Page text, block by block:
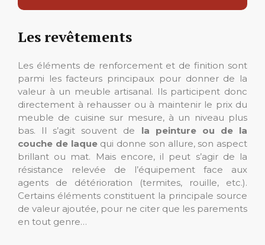
Les revêtements
Les éléments de renforcement et de finition sont
parmi les facteurs principaux pour donner de la
valeur à un meuble artisanal. Ils participent donc
directement à rehausser ou à maintenir le prix du
meuble de cuisine sur mesure, à un niveau plus
bas. Il s’agit souvent de la peinture ou de la
couche de laquequi donne son allure, son aspect
brillant ou mat. Mais encore, il peut s’agir de la
résistance relevée de l’équipement face aux
agents de détérioration (termites, rouille, etc.).
Certains éléments constituent la principale source
de valeur ajoutée, pour ne citer que les parements
en tout genre…